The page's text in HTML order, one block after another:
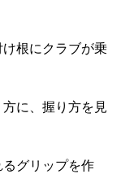
根にクラブが乗
に、握り方を見
グリップを作